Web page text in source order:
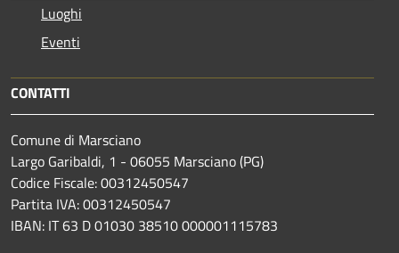
Luoghi
Eventi
CONTATTI
Comune di Marsciano
Largo Garibaldi, 1 - 06055 Marsciano (PG)
Codice Fiscale: 00312450547
Partita IVA: 00312450547
IBAN: IT 63 D 01030 38510 000001115783